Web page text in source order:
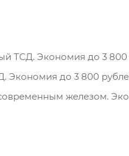
ТСД. Экономия до 3 800
Экономия до 3 800
железом.